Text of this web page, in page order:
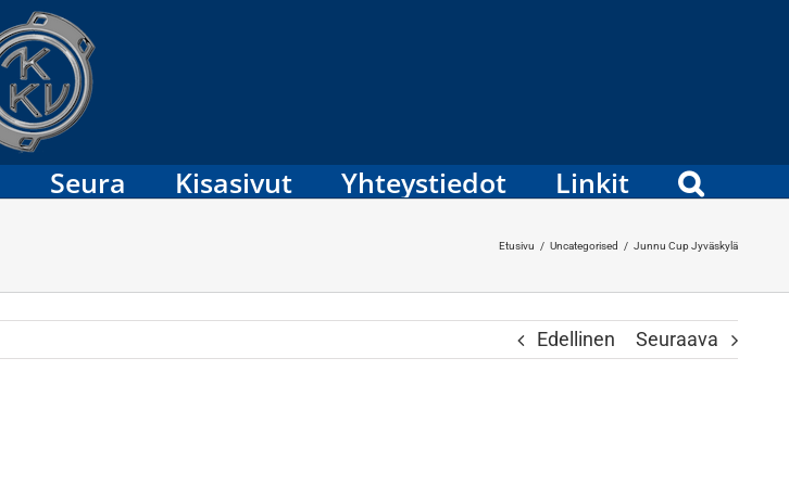
Seura Kisasivut Yhteystiedot Linkit
Etusivu / Uncategorised / Junnu Cup Jyväskylä
Edellinen Seuraava